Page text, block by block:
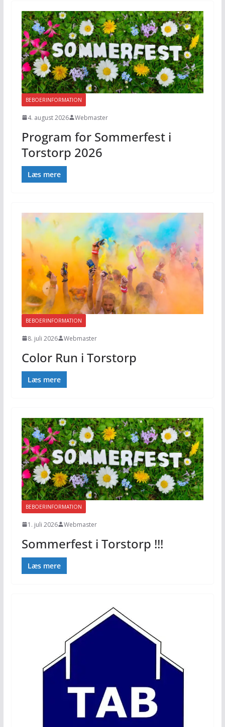
BEBOERINFORMATION
4. august 2026 Webmaster
Program for Sommerfest i
Torstorp 2026
Læs mere
BEBOERINFORMATION
8. juli 2026 Webmaster
Color Run i Torstorp
Læs mere
BEBOERINFORMATION
1. juli 2026 Webmaster
Sommerfest i Torstorp !!!
Læs mere